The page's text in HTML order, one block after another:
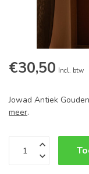
€30,50 Incl. btw
Jowad Antiek
meer.